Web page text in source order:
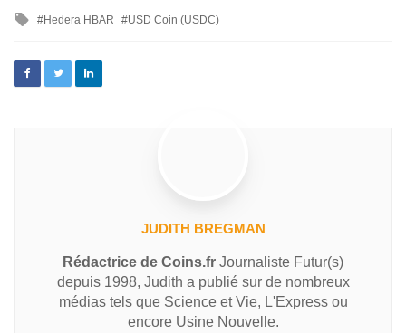
Hedera HBAR USD Coin (USDC)
JUDITH BREGMAN
Rédactrice de Coins.fr Journaliste Futur(s)
depuis 1998, Judith a publié sur de nombreux
médias tels que Science et Vie, L'Express ou
encore Usine Nouvelle.